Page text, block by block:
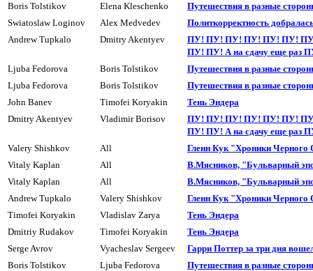
Boris Tolstikov
Elena Kleschenko
Пyтешествия в разные
Swiatoslaw Loginov
Alex Medvedev
Политкорректность
Andrew Tupkalo
Dmitry Akentyev
ПУ! ПУ! ПУ! ПУ! ПУ! ПУ!
ПУ! ПУ! А на сдачy еще раз
Ljuba Fedorova
Boris Tolstikov
Путешествия в разные
Ljuba Fedorova
Boris Tolstikov
Пyтешествия в разные
John Banev
Timofei Koryakin
Тень Эндера
Dmitry Akentyev
Vladimir Borisov
ПУ! ПУ! ПУ! ПУ! ПУ! ПУ!
ПУ! ПУ! А на сдачy еще раз
Valery Shishkov
All
Гленн Кук "Хроники Черного
Vitaly Kaplan
All
В.Мясников, "Бульварный
Vitaly Kaplan
All
В.Мясников, "Бульварный
Andrew Tupkalo
Valery Shishkov
Гленн Кук "Хроники Черного
Timofei Koryakin
Vladislav Zarya
Тень Эндера
Dmitriy Rudakov
Timofei Koryakin
Тень Эндера
Serge Avrov
Vyacheslav Sergeev
Гарри Поттер за три дня
Boris Tolstikov
Ljuba Fedorova
Путешествия в разные